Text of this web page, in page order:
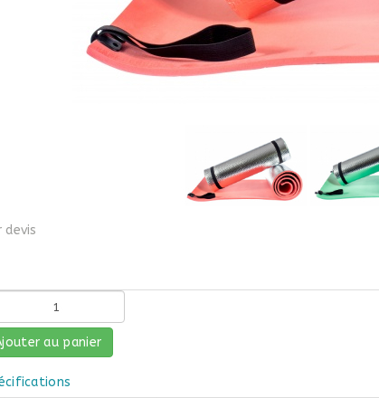
devis
au panier